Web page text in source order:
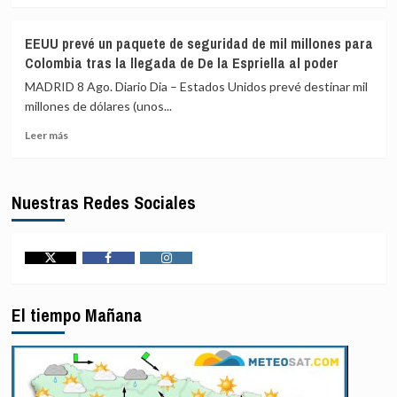
hasta
15
horas
para
atención
la
Espriella
ordena
de
alto
cárceles
de
EEUU prevé un paquete de seguridad de mil millones para
Colombia tras la llegada de De la Espriella al poder
MADRID 8 Ago. Diario Dia – Estados Unidos prevé destinar mil
millones de dólares (unos...
Leer másLeer
prevé
de
seguridad
millones
Colombia
tras
la
Nuestras Redes Sociales
El tiempo Mañana